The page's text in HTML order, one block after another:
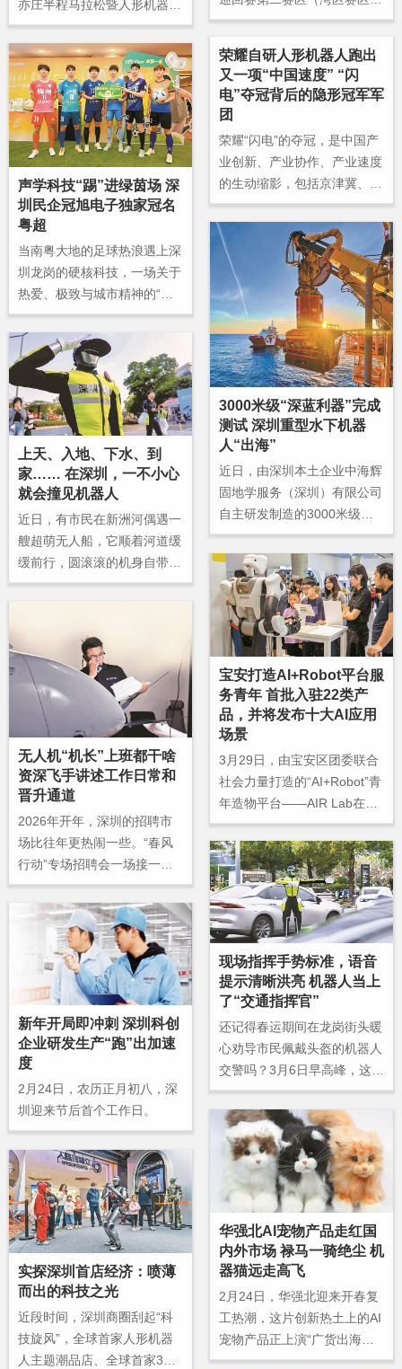
东莞站在华南 MALL 圆满落
亦庄半程马拉松暨人形机器人
半程马拉松在北京亦庄鸣枪开
跑。深圳大学计算机与软件学
院“深远遥行队”带着人形机器
人“天工3.0”，完成了一项史无
前例的硬核挑战：首个实现超
2000公里远程控制机器人参
加马拉松，并顺利完赛。
荣耀自研人形机器人跑出
又一项“中国速度” “闪
电”夺冠背后的隐形冠军军
团
荣耀“闪电”的夺冠，是中国产
业创新、产业协作、产业速度
的生动缩影，包括京津冀、长
三角、珠三角在内的中国大地
正以产业科技互促双强、制造
业和服务业协同发展，进一步
彰显中国产业集群优势，推动
包括人形机器人在内的具身智
能从实验室走向更多应用场
景，催生出一个又一个中国产
品的“荣耀”时刻。而深圳作为
这张产业协同网络中一个关键
节点，也发挥着越来越重要的
作用与影响。
声学科技“踢”进绿茵场 深
圳民企冠旭电子独家冠名
粤超
当南粤大地的足球热浪遇上深
圳龙岗的硬核科技，一场关于
热爱、极致与城市精神的“双
向奔赴”正式启幕。
3000米级“深蓝利器”完成
测试 深圳重型水下机器
人“出海”
近日，由深圳本土企业中海辉
固地学服务（深圳）有限公司
自主研发制造的3000米级重
型工作级水下机器人（RO
V）“FCV3601”完成工厂测
试，即将发运海外，投入海外
海洋工程服务。
上天、入地、下水、到
家…… 在深圳，一不小心
就会撞见机器人
近日，有市民在新洲河偶遇一
艘超萌无人船，它顺着河道缓
缓前行，圆滚滚的机身自带垃
圾回收口，将水面落叶、杂物
粉无数，网友直呼：“深圳还
是太先进了”。该话题一度登
上微博同城热搜榜。
宝安打造AI+Robot平台服
务青年 首批入驻22类产
品，并将发布十大AI应用
场景
3月29日，由宝安区团委联合
社会力量打造的“AI+Robot”青
年造物平台——AIR Lab在宝
安青少年宫启幕，首批入驻包
括机器人、AI硬件、AI潮玩等
22类约60件产品，接下来将
发布青年十大AI应用场景。
无人机“机长”上班都干啥
资深飞手讲述工作日常和
晋升通道
2026年开年，深圳的招聘市
场比往年更热闹一些。“春风
行动”专场招聘会一场接一
场。人头攒动的招聘会上，除
了传统的程序员、工程师、销
售专员，还多了不少新鲜面孔
——无人机飞手、AI训练师、
低空运营专员……新职业的展
位前，总有年轻人在打听：这
个工作挣得多不多？以后发展
空间怎么样？
现场指挥手势标准，语音
提示清晰洪亮 机器人当上
了“交通指挥官”
还记得春运期间在龙岗街头暖
心劝导市民佩戴头盔的机器人
交警吗？3月6日早高峰，这位
身着“深圳交警”标识的科技新
警员全新回归，亮相龙岗区五
和大道与雅宝路交会路口，完
成身份蜕变——从路边值守
的“春运宣教员”，正式移步路
口中央，化身专业的“交通指
挥官”，凭借AI智能与标准手
势守护道路通畅。
新年开局即冲刺 深圳科创
企业研发生产“跑”出加速
度
2月24日，农历正月初八，深
圳迎来节后首个工作日。
华强北AI宠物产品走红国
内外市场 禄马一骑绝尘 机
器猫远走高飞
2月24日，华强北迎来开春复
工热潮，这片创新热土上的AI
宠物产品正上演“广货出海、
内外双旺”的火热景象——AI
实探深圳首店经济：喷薄
而出的科技之光
近段时间，深圳商圈刮起“科
技旋风”，全球首家人形机器
人主题潮品店、全球首家3D